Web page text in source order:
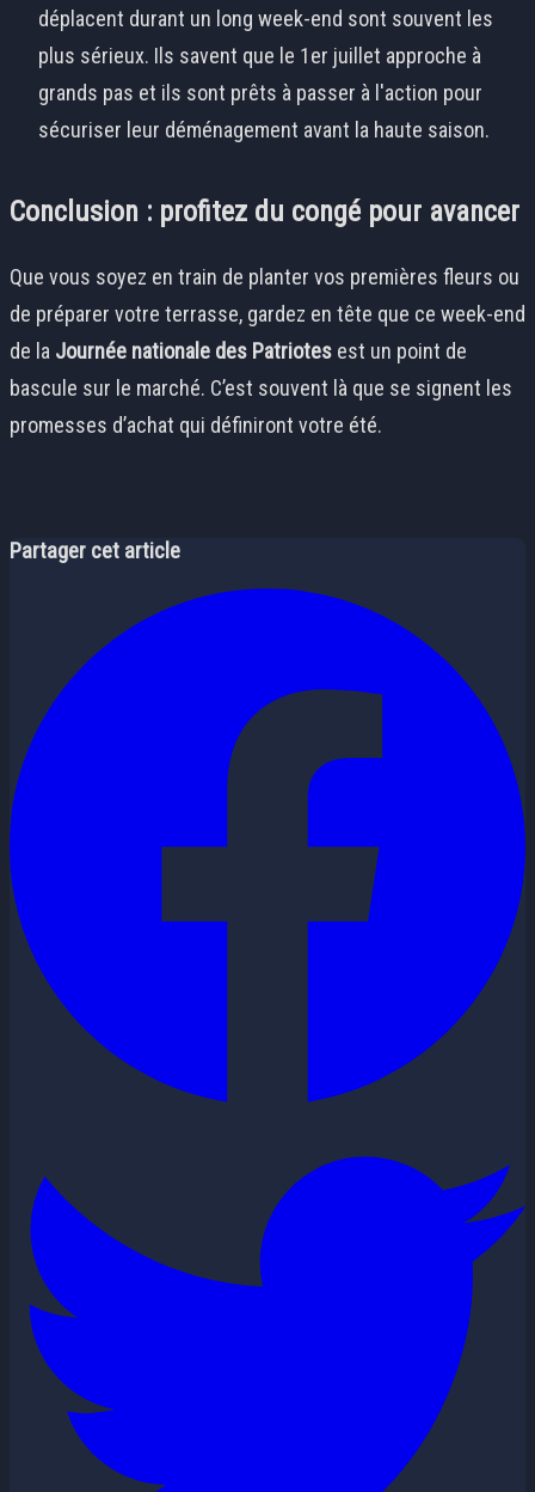
déplacent durant un long week-end sont souvent les
plus sérieux. Ils savent que le 1er juillet approche à
grands pas et ils sont prêts à passer à l'action pour
sécuriser leur déménagement avant la haute saison.
Conclusion : profitez du congé pour avancer
Que vous soyez en train de planter vos premières fleurs ou
de préparer votre terrasse, gardez en tête que ce week-end
de la Journée nationale des Patriotes est un point de
bascule sur le marché. C’est souvent là que se signent les
promesses d’achat qui définiront votre été.
Partager cet article